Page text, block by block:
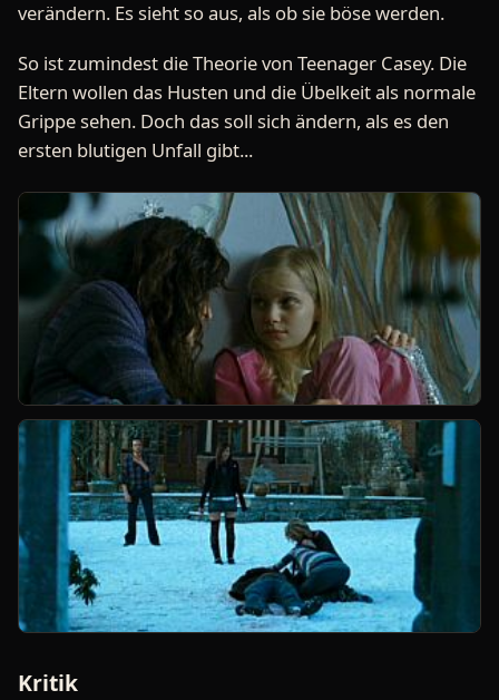
verändern. Es sieht so aus, als ob sie böse werden.
So ist zumindest die Theorie von Teenager Casey. Die
Eltern wollen das Husten und die Übelkeit als normale
Grippe sehen. Doch das soll sich ändern, als es den
ersten blutigen Unfall gibt...
Kritik